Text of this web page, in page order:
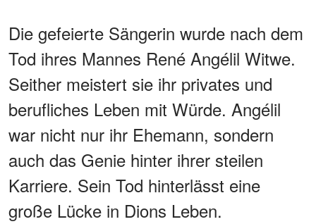
Die gefeierte Sängerin wurde nach dem
Tod ihres Mannes René Angélil Witwe.
Seither meistert sie ihr privates und
berufliches Leben mit Würde. Angélil
war nicht nur ihr Ehemann, sondern
auch das Genie hinter ihrer steilen
Karriere. Sein Tod hinterlässt eine
große Lücke in Dions Leben.